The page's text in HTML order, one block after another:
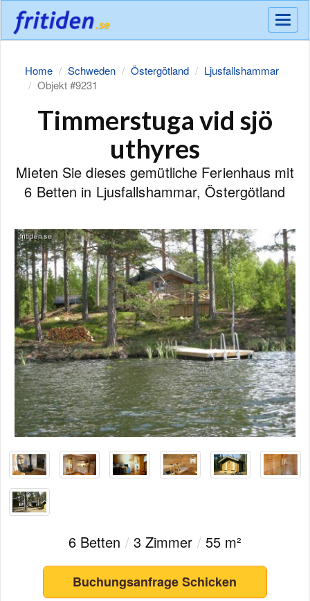
Meny
Home Schweden Östergötland
Ljusfallshammar
Objekt #9231
Timmerstuga vid sjö
uthyres
Mieten Sie dieses gemütliche Ferienhaus mit
6 Betten in Ljusfallshammar, Östergötland
6 Betten /3 Zimmer /55 m²
Buchungsanfrage Schicken